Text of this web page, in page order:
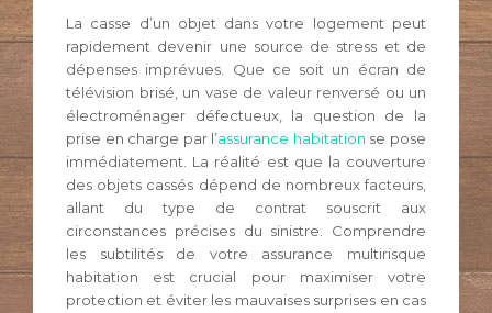
La casse d’un objet dans votre logement peut
rapidement devenir une source de stress et de
dépenses imprévues. Que ce soit un écran de
télévision brisé, un vase de valeur renversé ou un
électroménager défectueux, la question de la
prise en charge par l’assurance habitation se pose
immédiatement. La réalité est que la couverture
des objets cassés dépend de nombreux facteurs,
allant du type de contrat souscrit aux
circonstances précises du sinistre. Comprendre
les subtilités de votre assurance multirisque
habitation est crucial pour maximiser votre
protection et éviter les mauvaises surprises en cas